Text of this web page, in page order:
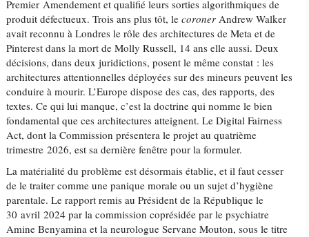
Premier Amendement et qualifié leurs sorties algorithmiques de
produit défectueux. Trois ans plus tôt, lecoroner Andrew Walker
avait reconnu à Londres le rôle des architectures de Meta et de
Pinterest dans la mort de Molly Russell, 14 ans elle aussi. Deux
décisions, dans deux juridictions, posent le même constat : les
architectures attentionnelles déployées sur des mineurs peuvent les
conduire à mourir. L’Europe dispose des cas, des rapports, des
textes. Ce qui lui manque, c’est la doctrine qui nomme le bien
fondamental que ces architectures atteignent. Le Digital Fairness
Act, dont la Commission présentera le projet au quatrième
trimestre 2026, est sa dernière fenêtre pour la formuler.
La matérialité du problème est désormais établie, et il faut cesser
de le traiter comme une panique morale ou un sujet d’hygiène
parentale. Le rapport remis au Président de la République le
30 avril 2024 par la commission coprésidée par le psychiatre
Amine Benyamina et la neurologue Servane Mouton, sous le titre